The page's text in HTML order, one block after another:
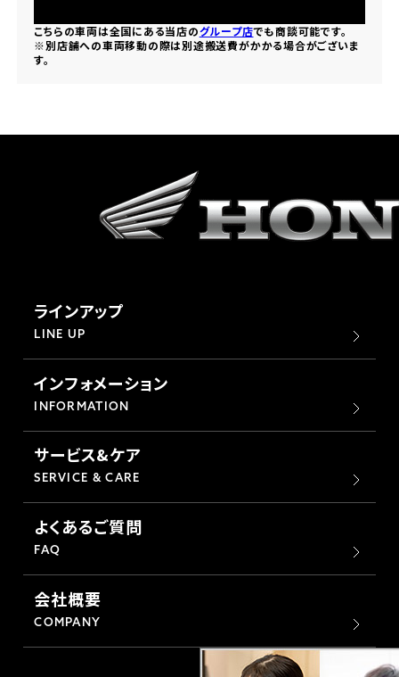
こちらの車両は全国にある当店のグループ店でも商談可能です。
※別店舗への車両移動の際は別途搬送費がかかる場合がございま
す。
ラインアップ
LINE UP
インフォメーション
INFORMATION
サービス&ケア
SERVICE & CARE
よくあるご質問
FAQ
会社概要
COMPANY